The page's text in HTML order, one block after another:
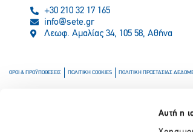
Αυτή η
+30 210 32 17 165
info@sete.gr
Λεωφ. Αμαλίας 34, 105 58, Αθήνα
ΟΡΟΙ & ΠΡΟΫΠΟΘΕΣΕΙΣ ΠΟΛΙΤΙΚΗ COOKIES ΠΟΛΙΤΙΚΗ ΠΡΟΣΤΑΣΙΑΣ